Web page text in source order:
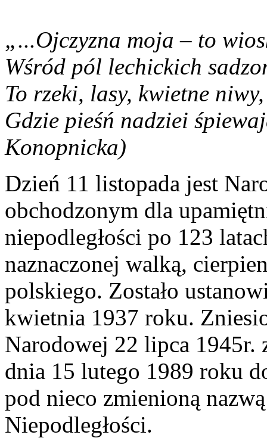
„...Oj­czy­zna moja – to
Wśród pól le­chic­kich
To rze­ki, lasy, kwiet­ne
Gdzie pieśń na­dziei
Konopnicka)
Dzień 11 listopada jest
obchodzonym dla
niepodległości po 123
naznaczonej walką,
polskiego. Zostało
kwietnia 1937 roku.
Narodowej 22 lipca 1945r.
dnia 15 lutego 1989 roku
pod nieco zmienioną
Niepodległości.